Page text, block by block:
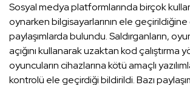
Sosyal medya platformlarında birçok
oynarken bilgisayarlarının ele
paylaşımlarda bulundu. Saldırganların,
açığını kullanarak uzaktan kod çalıştırma
oyuncuların cihazlarına kötü amaçlı
kontrolü ele geçirdiği bildirildi. Bazı